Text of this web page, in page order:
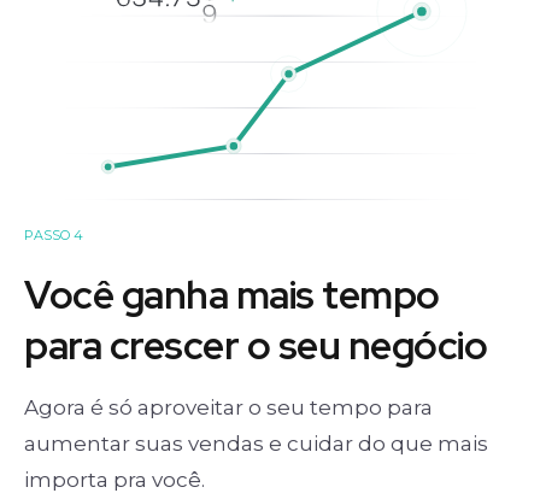
PASSO 4
Você ganha mais tempo
para crescer o seu negócio
Agora é só aproveitar o seu tempo para
aumentar suas vendas e cuidar do que mais
importa pra você.